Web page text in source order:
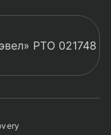
РТО 021748